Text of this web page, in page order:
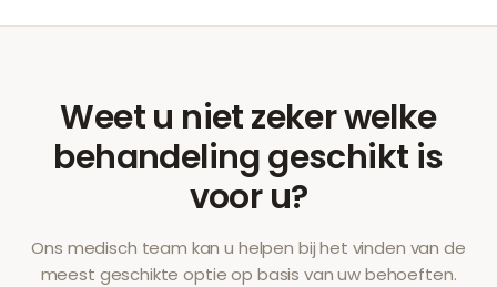
Weet u niet zeker welke
behandeling geschikt is
voor u?
Ons medisch team kan u helpen bij het vinden van de
meest geschikte optie op basis van uw behoeften.